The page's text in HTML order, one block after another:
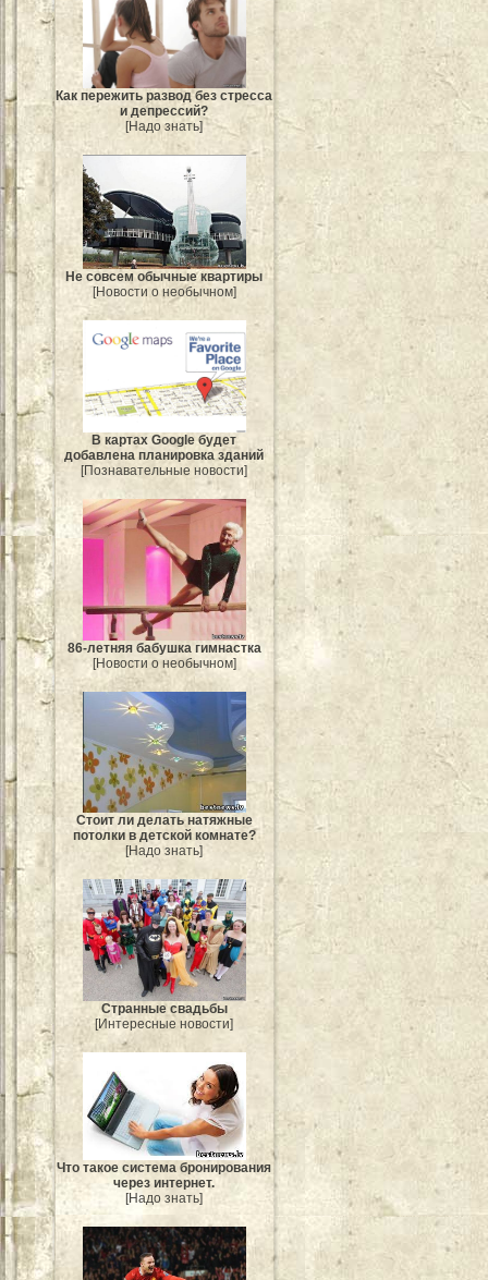
Как пережить развод без стресса
и депрессий?
[Надо знать]
Не совсем обычные квартиры
[Новости о необычном]
В картах Google будет
добавлена планировка зданий
[Познавательные новости]
86-летняя бабушка гимнастка
[Новости о необычном]
Стоит ли делать натяжные
потолки в детской комнате?
[Надо знать]
Странные свадьбы
[Интересные новости]
Что такое система бронирования
через интернет.
[Надо знать]